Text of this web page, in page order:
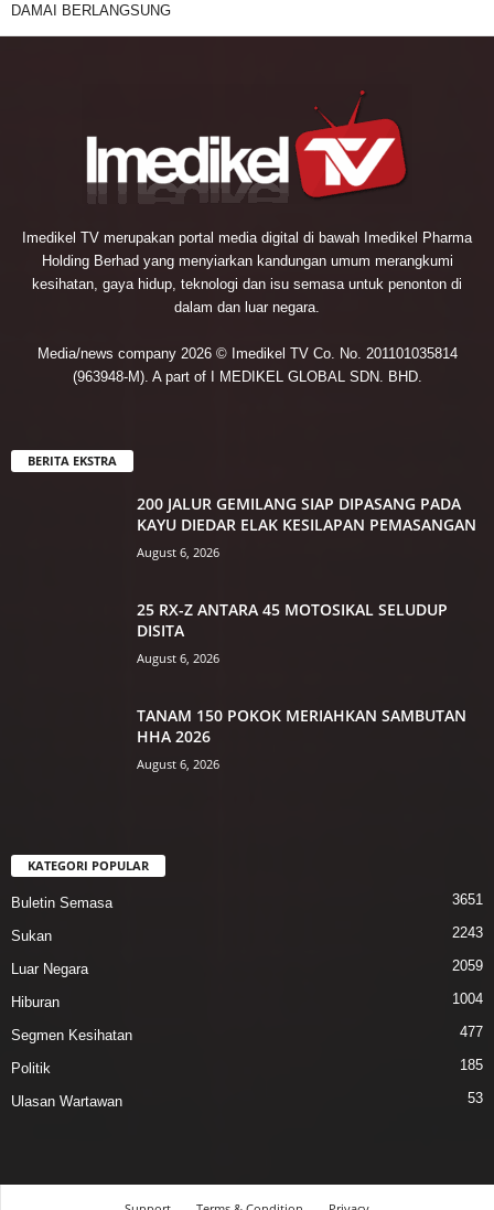
DAMAI BERLANGSUNG
Imedikel TV merupakan portal media digital di bawah Imedikel Pharma
Holding Berhad yang menyiarkan kandungan umum merangkumi
kesihatan, gaya hidup, teknologi dan isu semasa untuk penonton di
dalam dan luar negara.
Media/news company 2026 © Imedikel TV Co. No. 201101035814
(963948-M). A part of I MEDIKEL GLOBAL SDN. BHD.
BERITA EKSTRA
200 JALUR GEMILANG SIAP DIPASANG PADA
KAYU DIEDAR ELAK KESILAPAN PEMASANGAN
August 6, 2026
25 RX-Z ANTARA 45 MOTOSIKAL SELUDUP
DISITA
August 6, 2026
TANAM 150 POKOK MERIAHKAN SAMBUTAN
HHA 2026
August 6, 2026
KATEGORI POPULAR
Buletin Semasa 3651
Sukan 2243
Luar Negara 2059
Hiburan 1004
Segmen Kesihatan 477
Politik 185
Ulasan Wartawan 53